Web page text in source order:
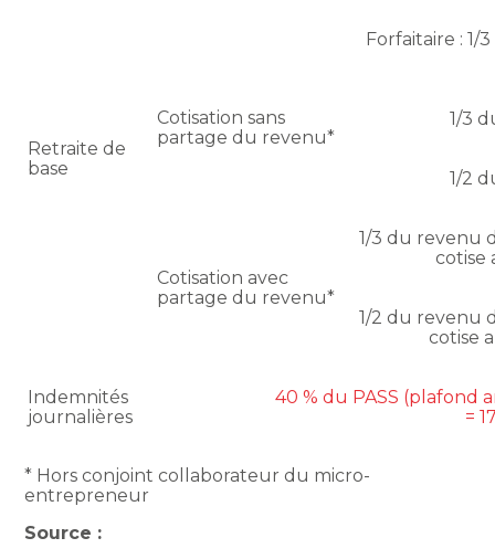
Retraite de
base
Cotisation sans
partage du revenu*
Forfaitaire : 1/
1/3
1/2
Cotisation avec
partage du revenu*
1/3 du revenu
cotise
1/2 du revenu
cotise
Indemnités
journalières
40 % du PASS (plafond
=
* Hors conjoint collaborateur du micro-
entrepreneur
Source :